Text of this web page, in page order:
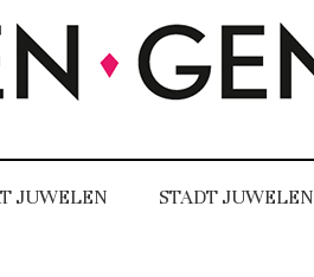
JUWELEN STADT JUWELEN